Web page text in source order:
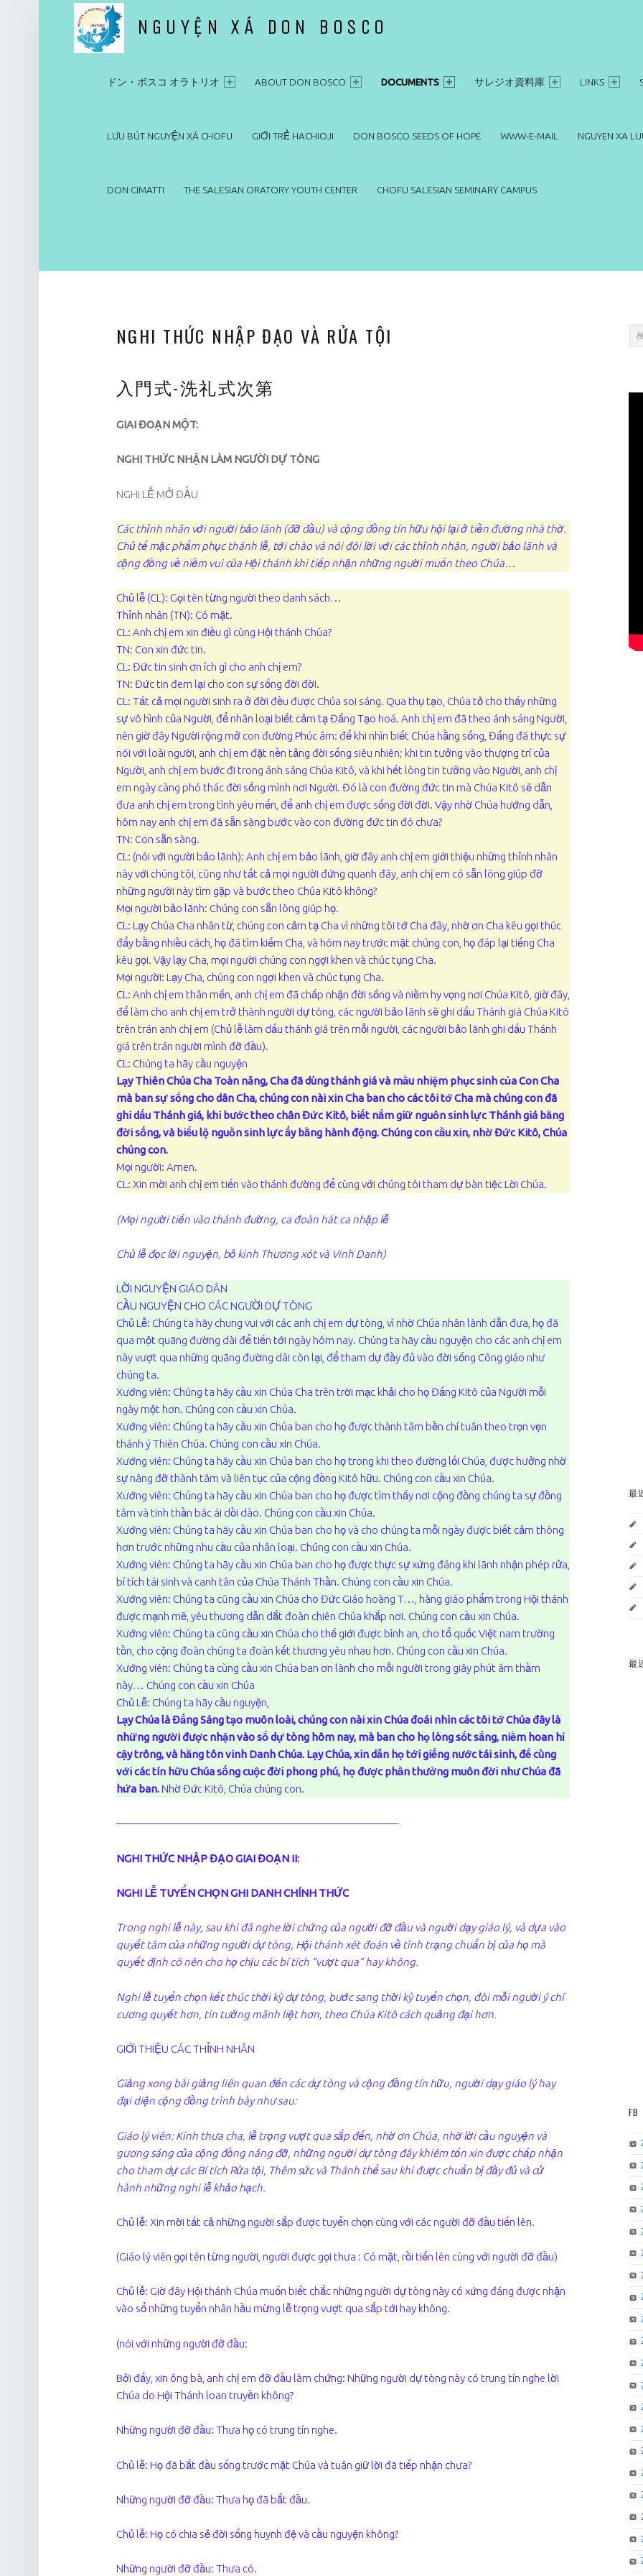
NGUYỆN XÁ DON BOSCO
PRIMARY MENU
ドン・ボスコ オラトリオ ABOUT DON BOSCO DOCUMENTS サレジオ資料庫 LINKS
LƯU BÚT NGUYỆN XÁ CHOFU GIỚI TRẺ HACHIOJI DON BOSCO SEEDS OF HOPE WWW-E-MAIL NGUYEN XA
DON CIMATTI THE SALESIAN ORATORY YOUTH CENTER CHOFU SALESIAN SEMINARY CAMPUS
NGHI THỨC NHẬP ĐẠO VÀ RỬA TỘI
入門式-洗礼式次第
GIAI ĐOẠN MỘT:
NGHI THỨC NHẬN LÀM NGƯỜI DỰ TÒNG
NGHI LỄ MỞ ĐẦU
Các thỉnh nhân với người bảo lãnh (đỡ đầu) và cộng đồng tín hữu hội lại ở tiền đường nhà thờ.
Chủ tế mặc phẩm phục thánh lễ, tới chào và nói đôi lời với các thỉnh nhân, người bảo lãnh và
cộng đồng về niềm vui của Hội thánh khi tiếp nhận những người muốn theo Chúa…
Chủ lễ (CL): Gọi tên từng người theo danh sách…
Thỉnh nhân (TN): Có mặt.
CL: Anh chị em xin điều gì cùng Hội thánh Chúa?
TN: Con xin đức tin.
CL: Đức tin sinh ơn ích gì cho anh chị em?
TN: Đức tin đem lại cho con sự sống đời đời.
CL: Tất cả mọi người sinh ra ở đời đều được Chúa soi sáng. Qua thụ tạo, Chúa tỏ cho thấy những
sự vô hình của Người, để nhân loại biết cảm tạ Đấng Tạo hoá. Anh chị em đã theo ánh sáng Người,
nên giờ đây Người rộng mở con đường Phúc âm: để khi nhìn biết Chúa hằng sống, Đấng đã thực sự
nói với loài người, anh chị em đặt nền tảng đời sống siêu nhiên; khi tin tưởng vào thượng trí của
Người, anh chị em bước đi trong ánh sáng Chúa Kitô, và khi hết lòng tin tưởng vào Người, anh chị
em ngày càng phó thác đời sống mình nơi Người. Đó là con đường đức tin mà Chúa Kitô sẽ dẫn
đưa anh chị em trong tình yêu mến, để anh chị em được sống đời đời. Vậy nhờ Chúa hướng dẫn,
hôm nay anh chị em đã sẵn sàng bước vào con đường đức tin đó chưa?
TN: Con sẵn sàng.
CL: (nói với người bảo lãnh): Anh chị em bảo lãnh, giờ đây anh chị em giới thiệu những thỉnh nhân
này với chúng tôi, cũng như tất cả mọi người đứng quanh đây, anh chị em có sẵn lòng giúp đỡ
những người này tìm gặp và bước theo Chúa Kitô không?
Mọi người bảo lãnh: Chúng con sẵn lòng giúp họ.
CL: Lạy Chúa Cha nhân từ, chúng con cảm tạ Cha vì những tôi tớ Cha đây, nhờ ơn Cha kêu gọi thúc
đẩy bằng nhiều cách, họ đã tìm kiếm Cha, và hôm nay trước mặt chúng con, họ đáp lại tiếng Cha
kêu gọi. Vậy lạy Cha, mọi người chúng con ngợi khen và chúc tụng Cha.
Mọi người: Lạy Cha, chúng con ngợi khen và chúc tụng Cha.
CL: Anh chị em thân mến, anh chị em đã chấp nhận đời sống và niềm hy vọng nơi Chúa Kitô, giờ đây,
để làm cho anh chị em trở thành người dự tòng, các người bảo lãnh sẽ ghi dấu Thánh giá Chúa Kitô
trên trán anh chị em (Chủ lễ làm dấu thánh giá trên mỗi người, các người bảo lãnh ghi dấu Thánh
giá trên trán người mình đỡ đầu).
CL: Chúng ta hãy cầu nguyện
Lạy Thiên Chúa Cha Toàn năng, Cha đã dùng thánh giá và mầu nhiệm phục sinh của Con Cha
mà ban sự sống cho dân Cha, chúng con nài xin Cha ban cho các tôi tớ Cha mà chúng con đã
ghi dấu Thánh giá, khi bước theo chân Đức Kitô, biết nắm giữ nguồn sinh lực Thánh giá bằng
đời sống, và biểu lộ nguồn sinh lực ấy bằng hành động. Chúng con cầu xin, nhờ Đức Kitô, Chúa
chúng con.
Mọi người: Amen.
CL: Xin mời anh chị em tiến vào thánh đường để cùng với chúng tôi tham dự bàn tiệc Lời Chúa.
(Mọi người tiến vào thánh đường, ca đoàn hát ca nhập lễ
Chủ lễ đọc lời nguyện, bỏ kinh Thương xót và Vinh Danh)
LỜI NGUYỆN GIÁO DÂN
CẦU NGUYỆN CHO CÁC NGƯỜI DỰ TÒNG
Chủ Lễ: Chúng ta hãy chung vui với các anh chị em dự tòng, vì nhờ Chúa nhân lành dẫn đưa, họ đã
qua một quãng đường dài để tiến tới ngày hôm nay. Chúng ta hãy cầu nguyện cho các anh chị em
này vượt qua những quãng đường dài còn lại, để tham dự đầy đủ vào đời sống Công giáo như
chúng ta.
Xướng viên: Chúng ta hãy cầu xin Chúa Cha trên trời mạc khải cho họ Đấng Kitô của Người mỗi
ngày một hơn. Chúng con cầu xin Chúa.
Xướng viên: Chúng ta hãy cầu xin Chúa ban cho họ được thành tâm bền chí tuân theo trọn vẹn
thánh ý Thiên Chúa. Chúng con cầu xin Chúa.
Xướng viên: Chúng ta hãy cầu xin Chúa ban cho họ trong khi theo đường lối Chúa, được hưởng nhờ
sự nâng đỡ thành tâm và liên tục của cộng đồng Kitô hữu. Chúng con cầu xin Chúa.
Xướng viên: Chúng ta hãy cầu xin Chúa ban cho họ được tìm thấy nơi cộng đồng chúng ta sự đồng
tâm và tinh thần bác ái dồi dào. Chúng con cầu xin Chúa.
Xướng viên: Chúng ta hãy cầu xin Chúa ban cho họ và cho chúng ta mỗi ngày được biết cảm thông
hơn trước những nhu cầu của nhân loại. Chúng con cầu xin Chúa.
Xướng viên: Chúng ta hãy cầu xin Chúa ban cho họ được thực sự xứng đáng khi lãnh nhận phép rửa,
bí tích tái sinh và canh tân của Chúa Thánh Thần. Chúng con cầu xin Chúa.
Xướng viên: Chúng ta cũng cầu xin Chúa cho Đức Giáo hoàng T…, hàng giáo phẩm trong Hội thánh
được mạnh mẽ, yêu thương dẫn dắt đoàn chiên Chúa khắp nơi. Chúng con cầu xin Chúa.
Xướng viên: Chúng ta cũng cầu xin Chúa cho thế giới được bình an, cho tổ quốc Việt nam trường
tồn, cho cộng đoàn chúng ta đoàn kết thương yêu nhau hơn. Chúng con cầu xin Chúa.
Xướng viên: Chúng ta cùng cầu xin Chúa ban ơn lành cho mỗi người trong giây phút âm thầm
này… Chúng con cầu xin Chúa
Chủ Lễ: Chúng ta hãy cầu nguyện,
Lạy Chúa là Đấng Sáng tạo muôn loài, chúng con nài xin Chúa đoái nhìn các tôi tớ Chúa đây là
những người được nhận vào số dự tòng hôm nay, mà ban cho họ lòng sốt sắng, niềm hoan hỉ
cậy trông, và hằng tôn vinh Danh Chúa. Lạy Chúa, xin dẫn họ tới giếng nước tái sinh, để cùng
với các tín hữu Chúa sống cuộc đời phong phú, họ được phần thưởng muôn đời như Chúa đã
hứa ban.Nhờ Đức Kitô, Chúa chúng con.
——————————————————————————-
NGHI THỨC NHẬP ĐẠO GIAI ĐOẠN II:
NGHI LỄ TUYỂN CHỌN GHI DANH CHÍNH THỨC
Trong nghi lễ này, sau khi đã nghe lời chứng của người đỡ đầu và người dạy giáo lý, và dựa vào
quyết tâm của những người dự tòng, Hội thánh xét đoán về tình trạng chuẩn bị của họ mà
quyết định có nên cho họ chịu các bí tích “vượt qua” hay không.
Nghi lễ tuyển chọn kết thúc thời kỳ dự tòng, bước sang thời kỳ tuyển chọn, đòi mỗi người ý chí
cương quyết hơn, tin tưởng mãnh liệt hơn, theo Chúa Kitô cách quảng đại hơn.
GIỚI THIỆU CÁC THỈNH NHÂN
Giảng xong bài giảng liên quan đến các dự tòng và cộng đồng tín hữu, người dạy giáo lý hay
đại diện cộng đồng trình bày như sau:
Giáo lý viên: Kính thưa cha, lễ trọng vượt qua sắp đến, nhờ ơn Chúa, nhờ lời cầu nguyện và
gương sáng của cộng đồng nâng đỡ, những người dự tòng đây khiêm tốn xin được chấp nhận
cho tham dự các Bí tích Rửa tội, Thêm sức và Thánh thể sau khi được chuẩn bị đầy đủ và cử
hành những nghi lễ khảo hạch.
Chủ lễ: Xin mời tất cả những người sắp được tuyển chọn cùng với các người đỡ đầu tiến lên.
(Giáo lý viên gọi tên từng người, người được gọi thưa : Có mặt, rồi tiến lên cùng với người đỡ đầu)
Chủ lễ: Giờ đây Hội thánh Chúa muốn biết chắc những người dự tòng này có xứng đáng được nhận
vào sổ những tuyển nhân hầu mừng lễ trọng vượt qua sắp tới hay không.
(nói với những người đỡ đầu:
Bởi đấy, xin ông bà, anh chị em đỡ đầu làm chứng: Những người dự tòng này có trung tín nghe lời
Chúa do Hội Thánh loan truyền không?
Những người đỡ đầu: Thưa họ có trung tín nghe.
Chủ lễ: Họ đã bắt đầu sống trước mặt Chúa và tuân giữ lời đã tiếp nhận chưa?
Những người đỡ đầu: Thưa họ đã bắt đầu.
Chủ lễ: Họ có chia sẻ đời sống huynh đệ và cầu nguyện không?
Những người đỡ đầu: Thưa có.
最
最
FB